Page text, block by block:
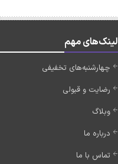
لینک‌های مهم
چهارشنبه‌های تخفیفی
رضایت و قبولی
وبلاگ
درباره ما
تماس با ما